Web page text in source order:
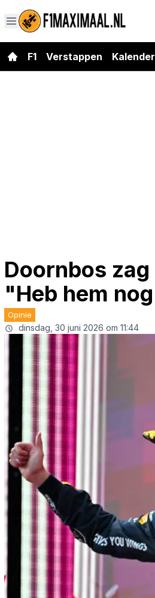
F1 Verstappen Kalender
Doornbos
"Heb hem
Opinie
dinsdag, 30 juni 2026 om 11:44